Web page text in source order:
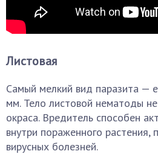
Листовая
Самый мелкий вид паразита —
мм. Тело листовой нематоды
окраса. Вредитель способен
внутри пораженного растения,
вирусных болезней.